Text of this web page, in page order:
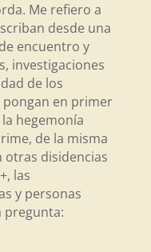
Me refiero a
desde una
encuentro y
investigaciones
de los
pongan en primer
hegemonía
de la misma
disidencias
las
y personas
pregunta: